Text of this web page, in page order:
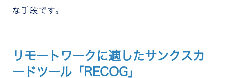
な手段です。
リモートワークに適したサンクスカ
ードツール「RECOG」